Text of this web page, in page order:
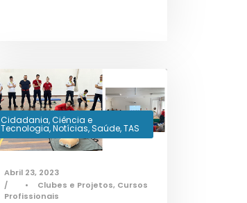
Cidadania, Ciência e
Tecnologia, Notícias, Saúde, TAS
Abril 23, 2023
•
Clubes e Projetos, Cursos
Profissionais